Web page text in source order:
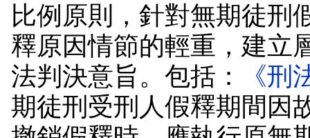
比例原則，針對無期徒刑
釋原因情節的輕重，建立
法判決意旨。包括：
《
期徒刑受刑人假釋期間因